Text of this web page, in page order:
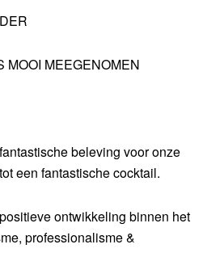
MOOI MEEGENOMEN
beleving voor onze
een fantastische cocktail.
ontwikkeling binnen het
professionalisme &